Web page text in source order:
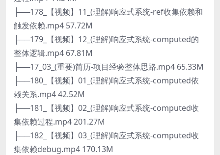
├──178_【视频】11_(理解)响应式系统-ref收集依赖和
触发依赖.mp4 57.72M
├──179_【视频】12_(理解)响应式系统-computed的
整体逻辑.mp4 67.81M
├──17_03_(重要)简历-项目经验整体思路.mp4 65.33M
├──180_【视频】01_(理解)响应式系统-computed依
赖关系.mp4 42.52M
├──181_【视频】02_(理解)响应式系统-computed收
集依赖过程.mp4 201.27M
├──182_【视频】03_(理解)响应式系统-computed收
集依赖debug.mp4 170.13M